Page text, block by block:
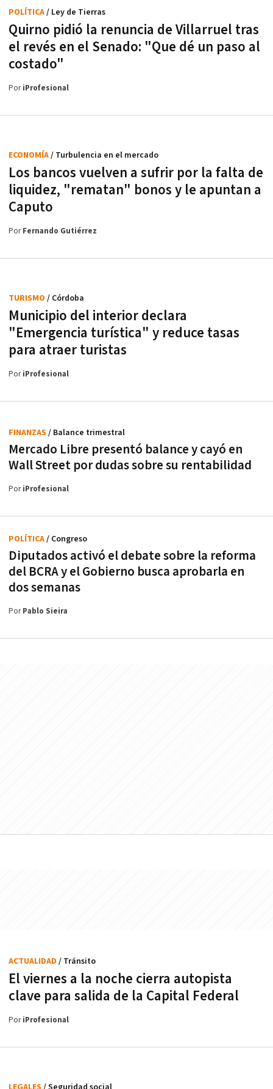
Quirno pidió la renuncia de Villarruel tras
el revés en el Senado: "Que dé un paso al
costado"
POLÍTICA/ Ley de Tierras
PoriProfesional
Los bancos vuelven a sufrir por la falta de
liquidez, "rematan" bonos y le apuntan a
Caputo
ECONOMÍA/ Turbulencia en el mercado
PorFernando Gutiérrez
Municipio del interior declara
"Emergencia turística" y reduce tasas
para atraer turistas
TURISMO / Córdoba
PoriProfesional
Mercado Libre presentó balance y cayó en
Wall Street por dudas sobre su rentabilidad
FINANZAS / Balance trimestral
PoriProfesional
Diputados activó el debate sobre la reforma
del BCRA y el Gobierno busca aprobarla en
dos semanas
POLÍTICA/ Congreso
PorPablo Sieira
El viernes a la noche cierra autopista
clave para salida de la Capital Federal
ACTUALIDAD / Tránsito
PoriProfesional